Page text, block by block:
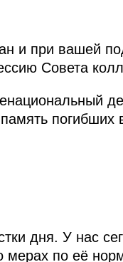
и при вашей
Совета
погибших
дня. У нас
мерах по её